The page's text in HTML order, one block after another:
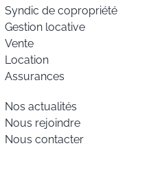
Syndic de copropriété
Gestion locative
Vente
Location
Assurances
Nos actualités
Nous rejoindre
Nous contacter